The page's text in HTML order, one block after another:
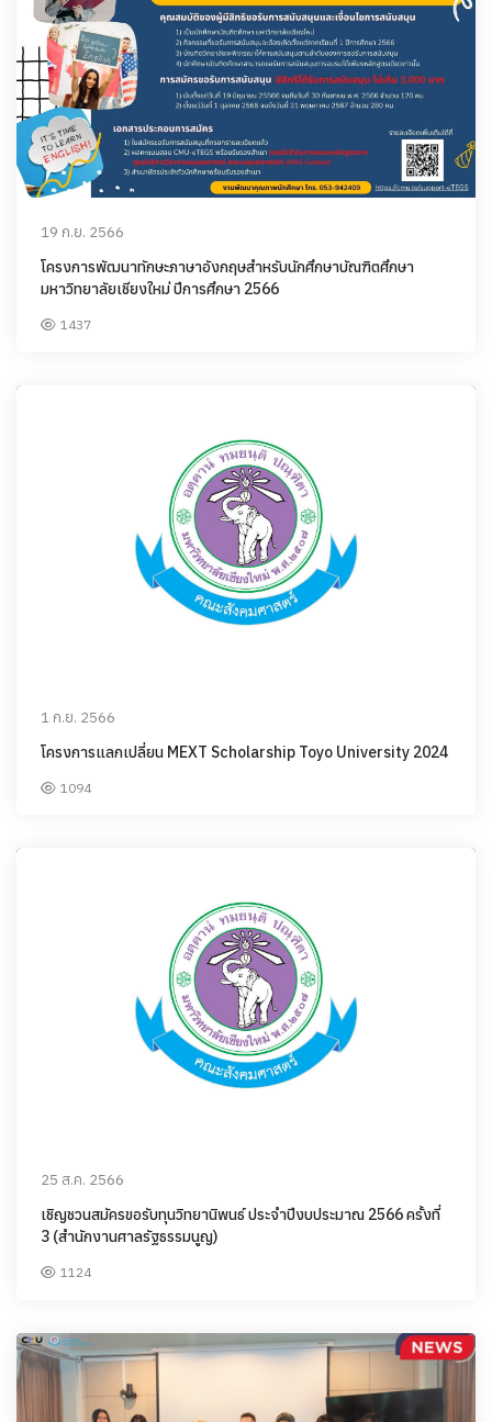
19 ก.ย. 2566
โครงการพัฒนาทักษะภาษาอังกฤษสำหรับนักศึกษาบัณฑิตศึกษา
มหาวิทยาลัยเชียงใหม่ ปีการศึกษา 2566
1437
1 ก.ย. 2566
โครงการแลกเปลี่ยน MEXT Scholarship Toyo University 2024
1094
25 ส.ค. 2566
เชิญชวนสมัครขอรับทุนวิทยานิพนธ์ ประจำปีงบประมาณ 2566 ครั้งที่
3 (สำนักงานศาลรัฐธรรมนูญ)
1124